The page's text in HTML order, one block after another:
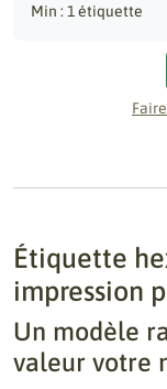
Min : 1 étiquette
Étiquette
impression
Un modèle
valeur votre